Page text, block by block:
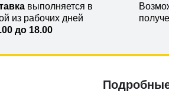
выполняется в
из рабочих дней
до 18.00
Подробные